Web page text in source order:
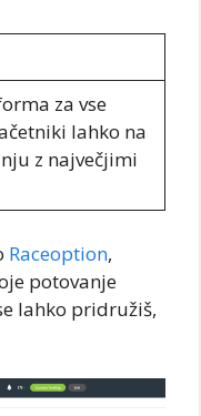
za vse
lahko na
z največjimi
Raceoption,
potovanje
lahko pridružiš,